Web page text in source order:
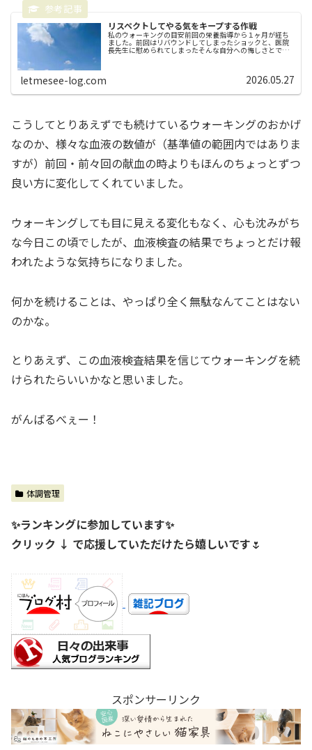
リスペクトしてやる気をキープする作戦
私のウォーキングの目安前回の栄養指導から１ヶ月が経ち
ました。前回はリバウンドしてしまったショックと、医院
長先生に慰められてしまったそんな自分への悔しさとで一
letmesee-log.com 2026.05.27
こうしてとりあえずでも続けているウォーキングのおかげ
なのか、様々な血液の数値が（基準値の範囲内ではありま
すが）前回・前々回の献血の時よりもほんのちょっとずつ
良い方に変化してくれていました。
ウォーキングしても目に見える変化もなく、心も沈みがち
な今日この頃でしたが、血液検査の結果でちょっとだけ報
われたような気持ちになりました。
何かを続けることは、やっぱり全く無駄なんてことはない
のかな。
とりあえず、この血液検査結果を信じてウォーキングを続
けられたらいいかなと思いました。
がんばるべぇー！
体調管理
✨ランキングに参加しています✨
クリック ↓ で応援していただけたら嬉しいです🌷
スポンサーリンク